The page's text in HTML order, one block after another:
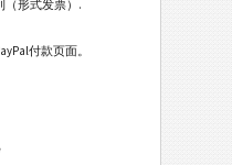
（形式发票）.
付款页面。